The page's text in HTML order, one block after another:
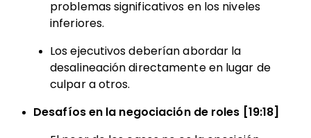
problemas significativos en los niveles
inferiores.
Los ejecutivos deberían abordar la
desalineación directamente en lugar de
culpar a otros.
Desafíos en la negociación de roles [19:18]